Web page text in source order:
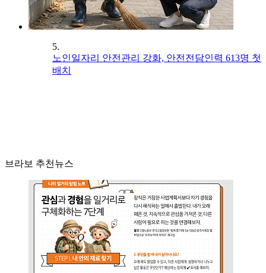
5.
노인일자리 안전관리 강화, 안전전담인력 613명 첫
배치
브라보 추천뉴스